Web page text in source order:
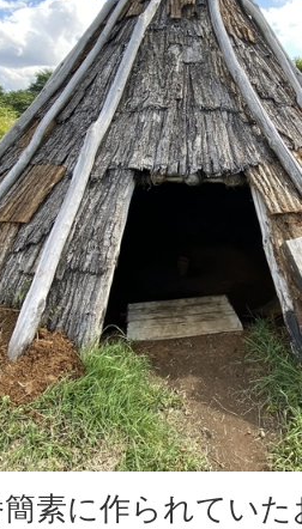
素に作られていた